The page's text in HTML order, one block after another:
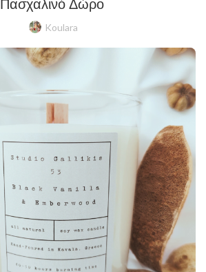
Πασχαλινό Δώρο
Koulara